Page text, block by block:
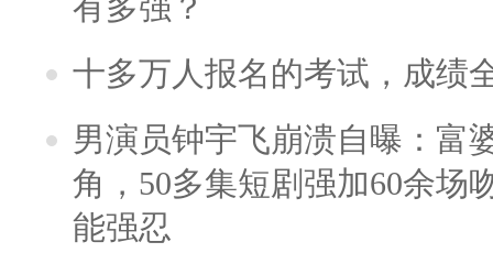
十多万人报名的考试，成绩
男演员钟宇飞崩溃自曝：富
角，50多集短剧强加60余场
能强忍